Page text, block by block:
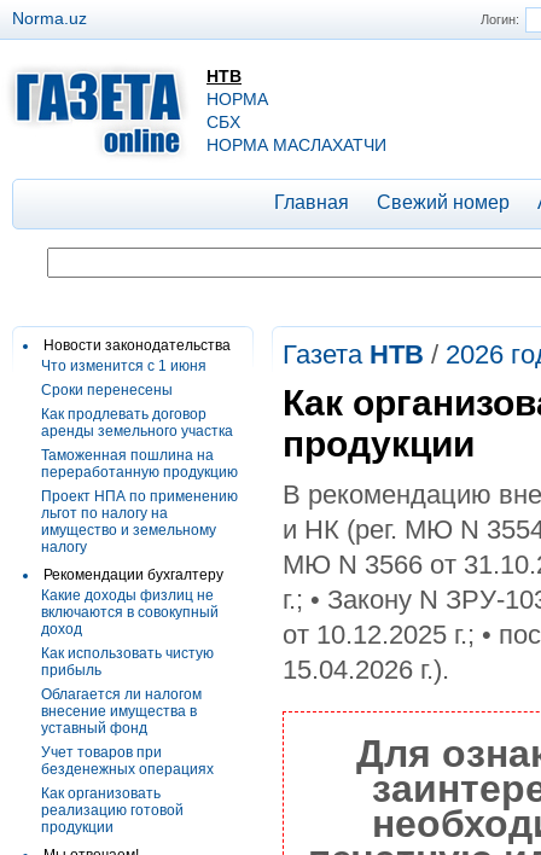
Логин:
Norma.uz
НТВ
НОРМА
СБХ
НОРМА МАСЛАХАТЧИ
Главная Свежий номер
Новости законодательства
Что изменится с 1 июня
Сроки перенесены
Как продлевать договор
аренды земельного участка
Таможенная пошлина на
переработанную продукцию
Проект НПА по применению
льгот по налогу на
имущество и земельному
налогу
Рекомендации бухгалтеру
Какие доходы физлиц не
включаются в совокупный
доход
Как использовать чистую
прибыль
Облагается ли налогом
внесение имущества в
уставный фонд
Учет товаров при
безденежных операциях
Как организовать
реализацию готовой
продукции
Газета НТВ / 2026
Как
продукции
В рекомендацию
и НК (рег. МЮ N
МЮ N 3566 от
г.; • Закону N ЗРУ-
от 10.12.2025 г.; •
15.04.2026 г.).
Для